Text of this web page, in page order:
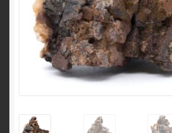
English